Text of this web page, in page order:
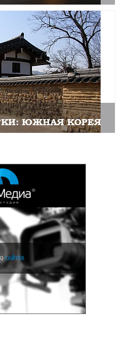
ЮЖНАЯ КОРЕЯ